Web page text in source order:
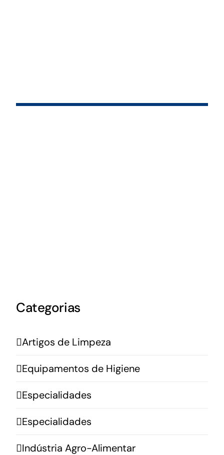
Categorias
Artigos de Limpeza
Equipamentos de Higiene
Especialidades
Especialidades
Indústria Agro-Alimentar